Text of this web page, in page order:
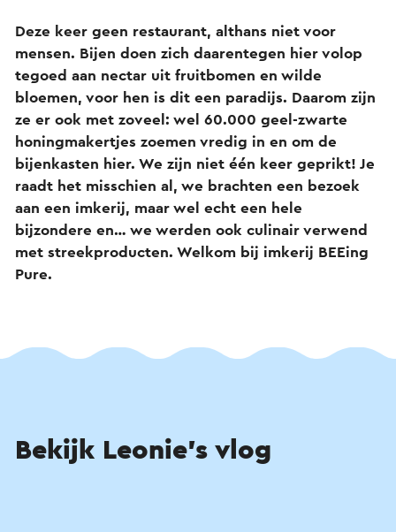
Deze keer geen restaurant, althans niet voor
mensen. Bijen doen zich daarentegen hier volop
tegoed aan nectar uit fruitbomen en wilde
bloemen, voor hen is dit een paradijs. Daarom zijn
ze er ook met zoveel: wel 60.000 geel-zwarte
honingmakertjes zoemen vredig in en om de
bijenkasten hier. We zijn niet één keer geprikt! Je
raadt het misschien al, we brachten een bezoek
aan een imkerij, maar wel echt een hele
bijzondere en… we werden ook culinair verwend
met streekproducten. Welkom bij imkerij BEEing
Pure.
Bekijk Leonie’s vlog